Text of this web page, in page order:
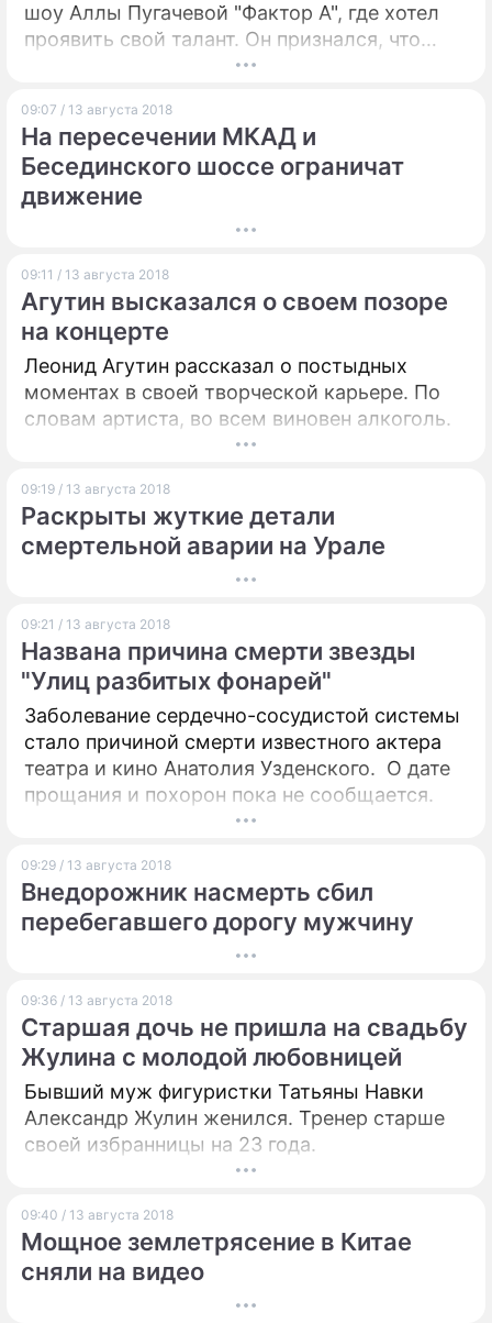
шоу Аллы Пугачевой "Фактор А", где хотел
проявить свой талант. Он признался, что
даже не смог пройти отбор.
09:07 / 13 августа 2018
На пересечении МКАД и
Бесединского шоссе ограничат
движение
09:11 / 13 августа 2018
Агутин высказался о своем позоре
на концерте
Леонид Агутин рассказал о постыдных
моментах в своей творческой карьере. По
словам артиста, во всем виновен алкоголь.
09:19 / 13 августа 2018
Раскрыты жуткие детали
смертельной аварии на Урале
09:21 / 13 августа 2018
Названа причина смерти звезды
"Улиц разбитых фонарей"
Заболевание сердечно-сосудистой системы
стало причиной смерти известного актера
театра и кино Анатолия Узденского. О дате
прощания и похорон пока не сообщается.
09:29 / 13 августа 2018
Внедорожник насмерть сбил
перебегавшего дорогу мужчину
09:36 / 13 августа 2018
Старшая дочь не пришла на свадьбу
Жулина с молодой любовницей
Бывший муж фигуристки Татьяны Навки
Александр Жулин женился. Тренер старше
своей избранницы на 23 года.
09:40 / 13 августа 2018
Мощное землетрясение в Китае
сняли на видео